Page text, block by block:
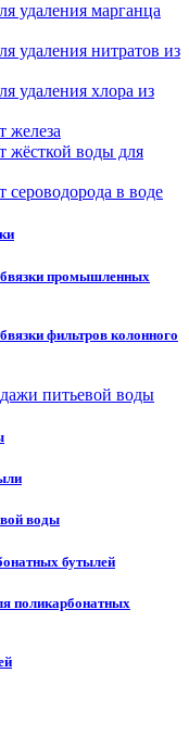
удаления марганца
удаления нитратов из
удаления хлора из
железа
жёсткой воды для
в воде
промышленных
фильтров колонного
питьевой воды
воды
бутылей
поликарбонатных